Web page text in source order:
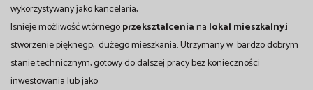
wykorzystywany jako kancelaria,
Isnieje możliwość wtórnegoprzeksztalceniana lokal mieszkalny.i
stworzenie pięknegp, dużego mieszkania. Utrzymany w bardzo dobrym
stanie technicznym, gotowy do dalszej pracy bez konieczności
inwestowania lub jako